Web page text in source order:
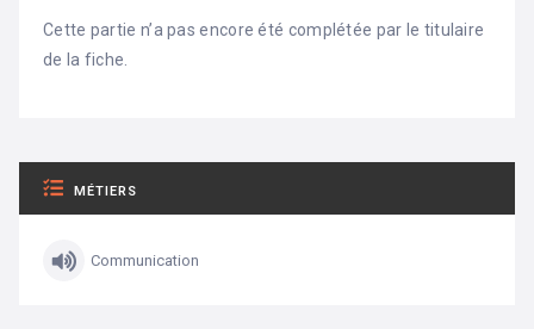
Cette partie n’a pas encore été complétée par le titulaire
de la fiche.
MÉTIERS
Communication